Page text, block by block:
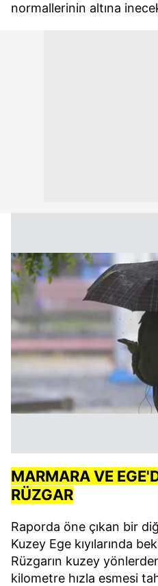
normallerinin altına
MARMARA VE
RÜZGAR
Raporda öne çıkan bir
Kuzey Ege kıyılarında
Rüzgarın kuzey
kilometre hızla esmesi